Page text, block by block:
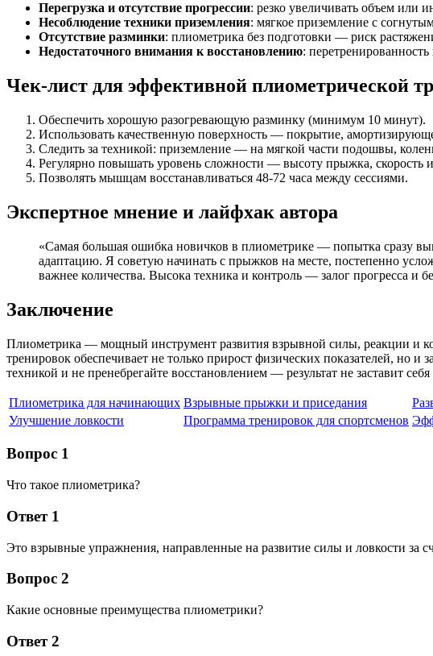
Перегрузка и отсутствие прогрессии: резко увеличивать объем или
Несоблюдение техники приземления: мягкое приземление с
Отсутствие разминки: плиометрика без подготовки — риск
Недостаточного внимания к восстановлению:
Чек-лист для эффективной плиометрической
Обеспечить хорошую разогревающую разминку (минимум 10 минут).
Использовать качественную поверхность — покрытие,
Следить за техникой: приземление — на мягкой части подошвы,
Регулярно повышать уровень сложности — высоту прыжка, скорость
Позволять мышцам восстанавливаться 48-72 часа между сессиями.
Экспертное мнение и лайфхак автора
«Самая большая ошибка новичков в плиометрике — попытка сразу
адаптацию. Я советую начинать с прыжков на месте, постепенно
важнее количества. Высока техника и контроль — залог прогресса и
Заключение
Плиометрика — мощный инструмент развития взрывной силы, реакции и
тренировок обеспечивает не только прирост физических показателей, но
техникой и не пренебрегайте восстановлением — результат не заставит себя
Плиометрика для начинающих Взрывные прыжки и приседания
Улучшение ловкости
Программа тренировок для спортсменов
Вопрос 1
Что такое плиометрика?
Ответ 1
Это взрывные упражнения, направленные на развитие силы и ловкости за
Вопрос 2
Какие основные преимущества плиометрики?
Ответ 2